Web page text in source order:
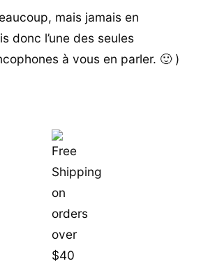
mais jamais en
donc l’une des seules
à vous en parler. 🙂 )